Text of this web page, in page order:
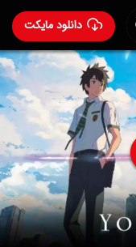
دانلود مایکت